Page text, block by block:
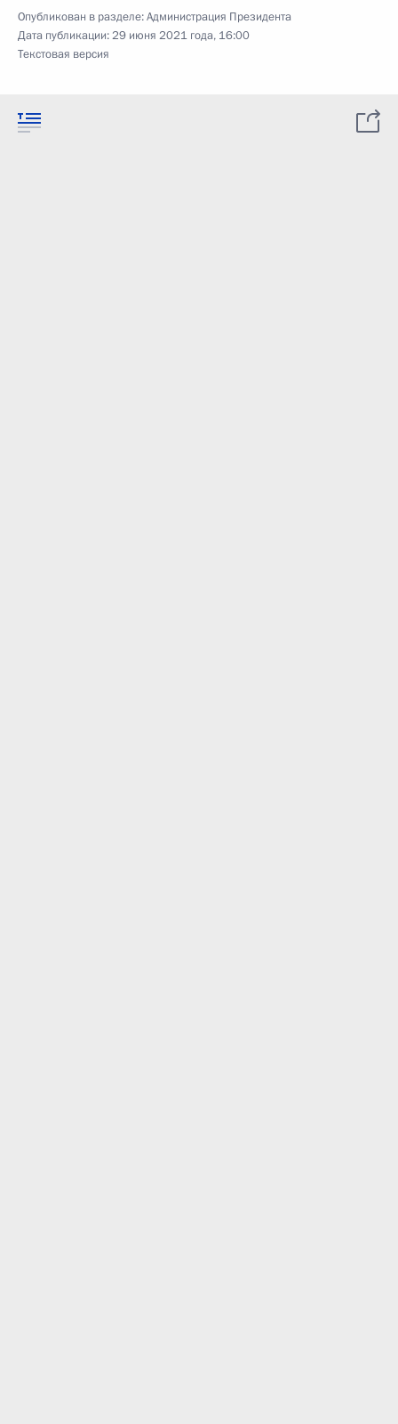
Опубликован в разделе:Администрация Президента
Дата публикации:29 июня 2021 года, 16:00
Текстовая версия